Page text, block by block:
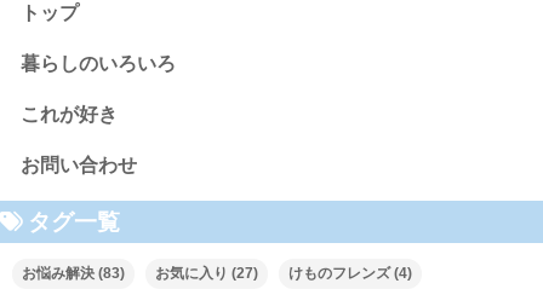
トップ
暮らしのいろいろ
これが好き
お問い合わせ
タグ一覧
お悩み解決 (83) お気に入り (27) けものフレンズ(4)